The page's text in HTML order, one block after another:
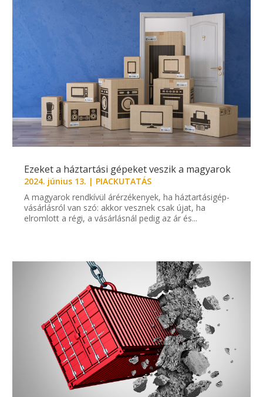
Ezeket a háztartási gépeket veszik a magyarok
2024. június 13. | PIACKUTATÁS
A magyarok rendkívül árérzékenyek, ha háztartásigép-
vásárlásról van szó: akkor vesznek csak újat, ha
elromlott a régi, a vásárlásnál pedig az ár és...